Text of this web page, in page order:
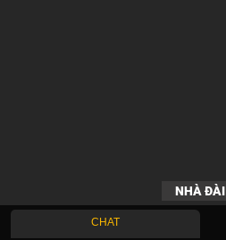
NHÀ ĐÀI
CHAT